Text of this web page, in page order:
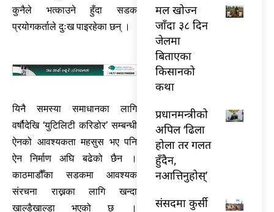
कुनैले भत्काउने हुँदा सडक
प्रयोगकर्ताले दुःख पाइरहेका छन् ।
यिनै समस्या समाधानका लागि
वर्षौदेखि ‘युटिलिटी करिडोर’ सम्बन्धी
ऐनको आवश्यकता महसुस भए पनि
ऐन निर्माण अघि बढेको छैन ।
काठमाडौँका सडकमा आवश्यक
संरचना राख्नका लागि खन्दा
खाल्डैखाल्डा भएको छ ।
मल खोज्न
जाँदा ३८ दिन
जेलमा
बिताएका
किसानको
कथा
प्रधानमन्त्रीको
अपिल ‘ढिला
होला तर गलत
हुँदैन,
नआत्तिनुहोस्’
संसदमा कुर्सी